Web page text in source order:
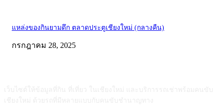
แหล่งของกินยามดึก ตลาดประตูเชียงใหม่ (กลางคืน)
กรกฎาคม 28, 2025